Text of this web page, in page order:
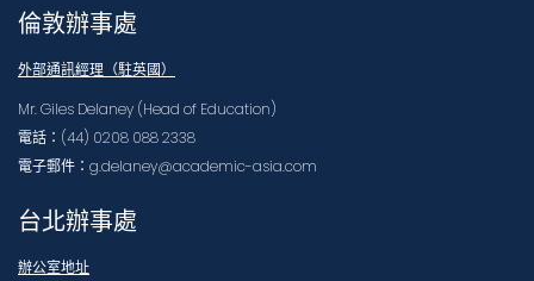
倫敦辦事處
外部通訊經理（駐英國）
Mr. Giles Delaney (Head of Education)
電話：(44) 0208 088 2338
電子郵件：g.delaney@academic-asia.com
台北辦事處
辦公室地址